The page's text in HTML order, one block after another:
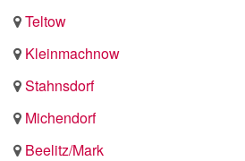
Teltow
Kleinmachnow
Stahnsdorf
Michendorf
Beelitz/Mark